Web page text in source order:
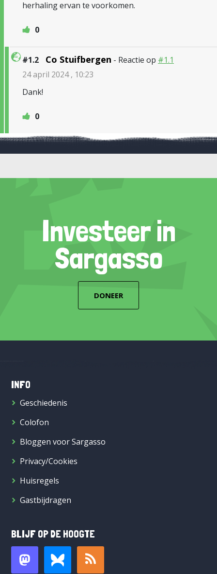
herhaling ervan te voorkomen.
0
#1.2 Co Stuifbergen - Reactie op #1.1
24 april 2024 , 10:23
Dank!
0
Investeer in
Sargasso
DONEER
INFO
Geschiedenis
Colofon
Bloggen voor Sargasso
Privacy/Cookies
Huisregels
Gastbijdragen
BLIJF OP DE HOOGTE